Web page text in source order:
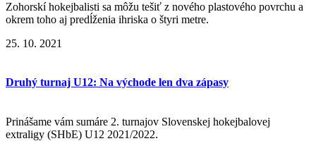
Zohorskí hokejbalisti sa môžu tešiť z nového plastového povrchu a
okrem toho aj predĺženia ihriska o štyri metre.
25. 10. 2021
Druhý turnaj U12: Na východe len dva zápasy
Prinášame vám sumáre 2. turnajov Slovenskej hokejbalovej
extraligy (SHbE) U12 2021/2022.